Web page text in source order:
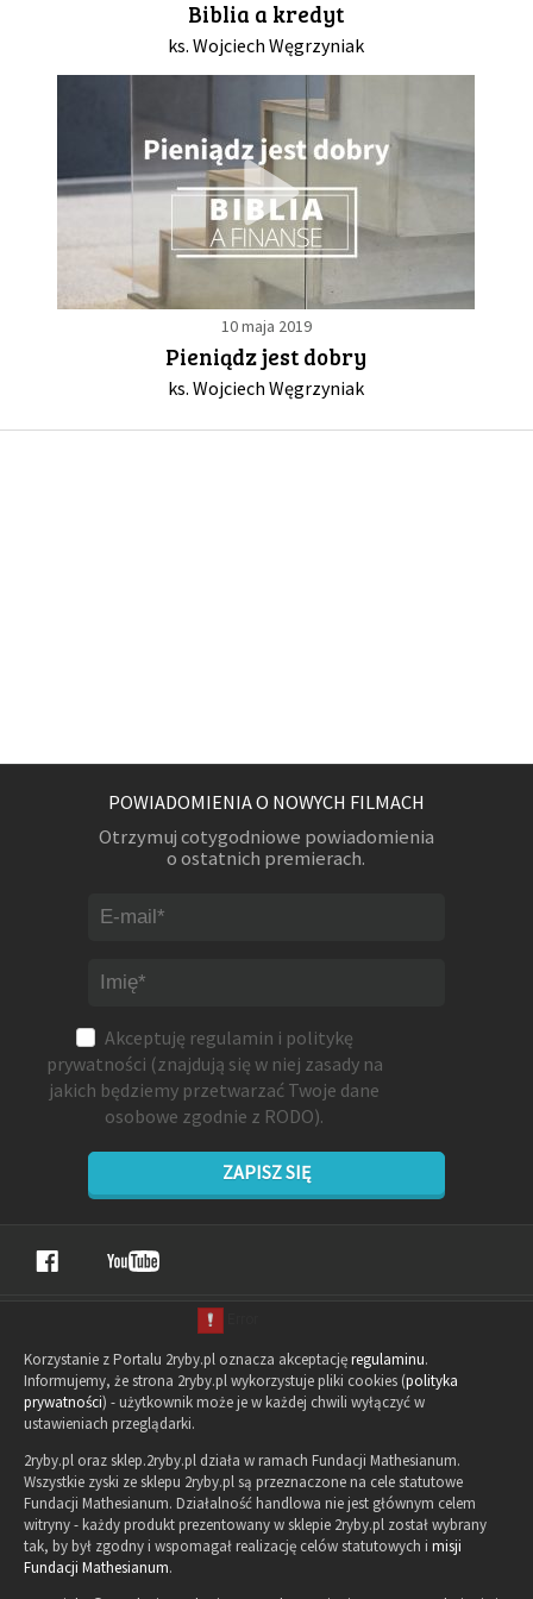
DRUŻYNA
WESPRZYJ NAS
PARTNERZY
NEWSLETTER
Biblia a kredyt
ks. Wojciech Węgrzyniak
10 maja 2019
Pieniądz jest dobry
ks. Wojciech Węgrzyniak
POWIADOMIENIA O NOWYCH FILMACH
Otrzymuj cotygodniowe powiadomienia
o ostatnich premierach.
Akceptuję regulamin i politykę
prywatności (znajdują się w niej zasady na
jakich będziemy przetwarzać Twoje dane
osobowe zgodnie z RODO).
ZAPISZ SIĘ
Korzystanie z Portalu 2ryby.pl oznacza akceptacjęregulaminu.
Informujemy, że strona 2ryby.pl wykorzystuje pliki cookies (polityka
prywatności) - użytkownik może je w każdej chwili wyłączyć w
ustawieniach przeglądarki.
2ryby.pl oraz sklep.2ryby.pl działa w ramach Fundacji Mathesianum.
Wszystkie zyski ze sklepu 2ryby.pl są przeznaczone na cele statutowe
Fundacji Mathesianum. Działalność handlowa nie jest głównym celem
witryny - każdy produkt prezentowany w sklepie 2ryby.pl został wybrany
tak, by był zgodny i wspomagał realizację celów statutowych i misji
Fundacji Mathesianum.